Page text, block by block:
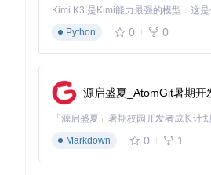
⚠️ 注意事项：请确认您拥有合法
核心操作
输入后，根据需要通过下拉菜单选
⚠️ 注意事项：URL必须是完整的
验证方法
第三步建议您点击"下载"按钮并选
Python
0 0
源启盛夏_AtomGit暑期开
Markdown
0 1